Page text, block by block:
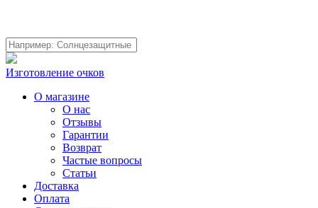
Изготовление очков
О магазине
О нас
Отзывы
Гарантии
Возврат
Частые вопросы
Статьи
Доставка
Оплата